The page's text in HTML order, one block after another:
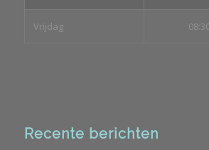
Vrijdag
Recente berichten